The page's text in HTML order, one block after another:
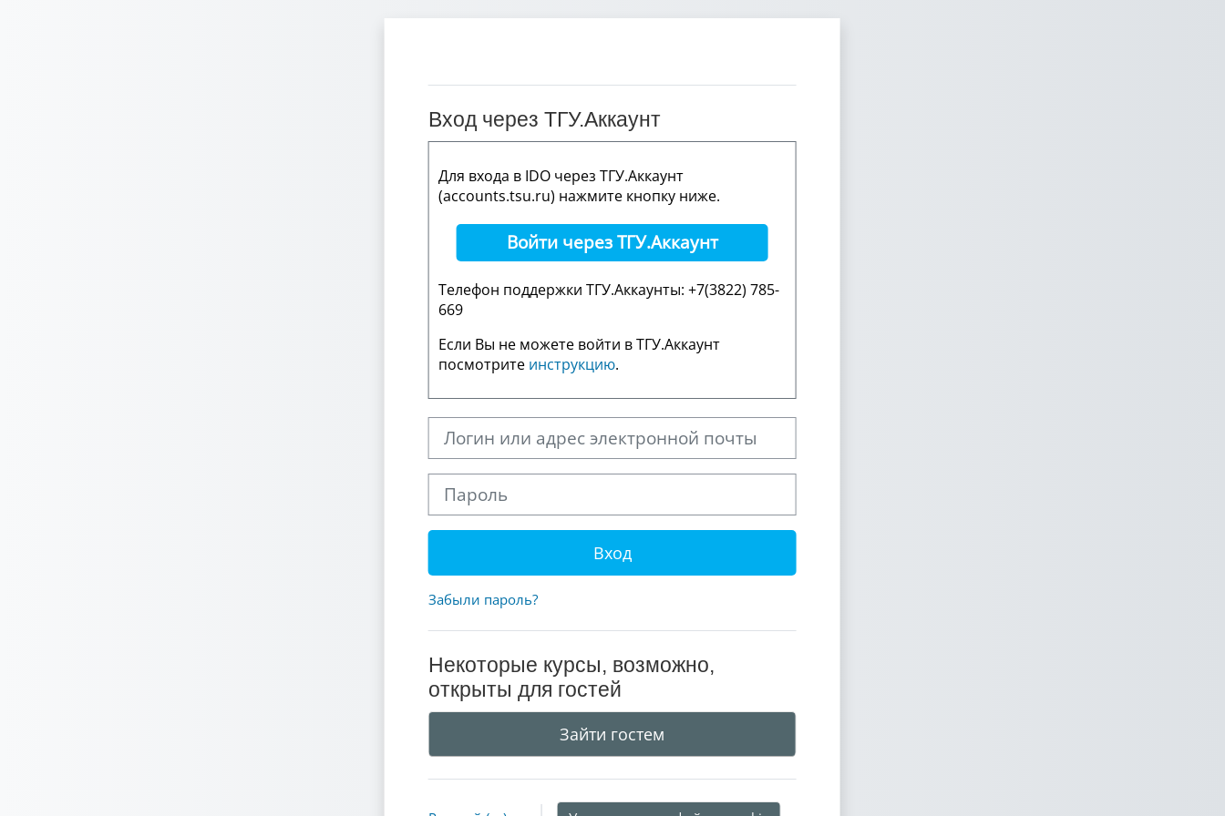
Вход через ТГУ.Аккаунт
Для входа в IDO через ТГУ.Аккаунт
(accounts.tsu.ru) нажмите кнопку ниже.
Войти через ТГУ.Аккаунт
Телефон поддержки ТГУ.Аккаунты: +7(3822) 785-
669
Если Вы не можете войти в ТГУ.Аккаунт
посмотрите инструкцию.
Вход
Забыли пароль?
Некоторые курсы, возможно,
открыты для гостей
Зайти гостем